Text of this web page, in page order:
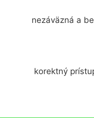
nezáväzná a
korektný